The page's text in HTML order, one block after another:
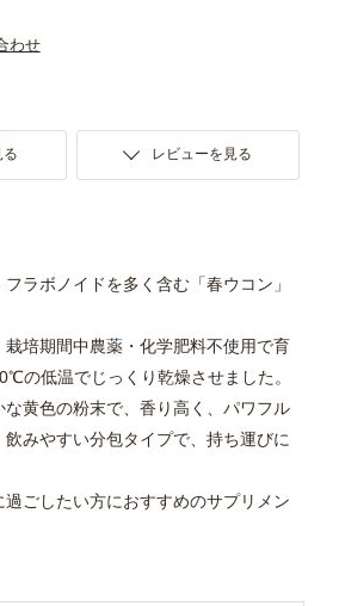
わせ
る レビューを見る
ラボノイドを多く含む「春ウコン」
栽培期間中農薬・化学肥料不使用で育
の低温でじっくり乾燥させました。
黄色の粉末で、香り高く、パワフル
みやすい分包タイプで、持ち運びに
ごしたい方におすすめのサプリメン